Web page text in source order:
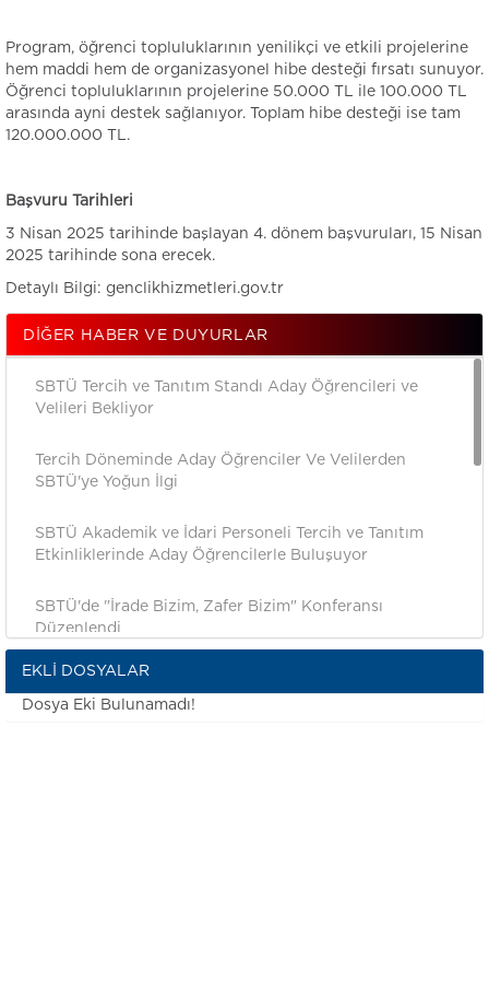
Program, öğrenci topluluklarının yenilikçi ve etkili projelerine
hem maddi hem de organizasyonel hibe desteği fırsatı sunuyor.
Öğrenci topluluklarının projelerine 50.000 TL ile 100.000 TL
arasında ayni destek sağlanıyor. Toplam hibe desteği ise tam
120.000.000 TL.
Başvuru Tarihleri
3 Nisan 2025 tarihinde başlayan 4. dönem başvuruları, 15 Nisan
2025 tarihinde sona erecek.
Detaylı Bilgi: genclikhizmetleri.gov.tr
DIĞER HABER VE DUYURLAR
SBTÜ Tercih ve Tanıtım Standı Aday Öğrencileri ve
Velileri Bekliyor
Tercih Döneminde Aday Öğrenciler Ve Velilerden
SBTÜ'ye Yoğun İlgi
SBTÜ Akademik ve İdari Personeli Tercih ve Tanıtım
Etkinliklerinde Aday Öğrencilerle Buluşuyor
SBTÜ'de "İrade Bizim, Zafer Bizim" Konferansı
Düzenlendi
SBTÜ İlk Lisans ve Ön Lisans Mezunlarını Coşkulu Bir
Törenle Uğurladı
EKLI DOSYALAR
Dosya Eki Bulunamadı!